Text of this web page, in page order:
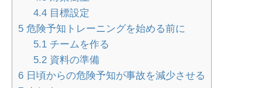
4.4目標設定
5 危険予知トレーニングを始める前に
5.1チームを作る
5.2資料の準備
6 日頃からの危険予知が事故を減少させる